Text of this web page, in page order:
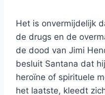
Het is onvermijdelijk
de drugs en de
de dood van Jimi
besluit Santana dat
heroïne of spirituele
het laatste, kleedt